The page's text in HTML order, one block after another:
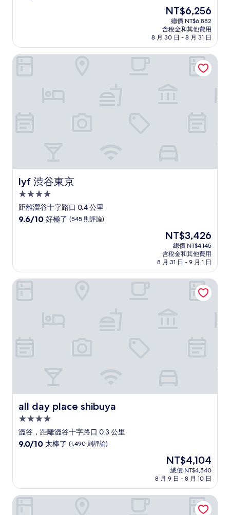
好
極
現
在
價
格
為
NT$6,256
NT$6,256
總價 NT$6,882
含稅金和其他費用
8 月 30 日 - 8 月 31 日
lyf 渋谷東京
lyf 渋谷東京
4.0
星
級
距離澀谷十字路口 0.4 公里
9.6
好
極
9.6/10 好極了 (545 則評論)
現
價
格
為
NT$3,426
NT$3,426
總價 NT$4,145
含稅金和其他費用
8 月 31 日 - 9 月 1 日
lyf 渋谷東京
all day place shibuya
all day place shibuya
4.0
星
級
澀谷，距離澀谷十字路口 0.3 公里
9.0
分，
太
9.0/10 太棒了 (1,490 則評論)
現
在
價
為
NT$4,104
NT$4,104
總價 NT$4,540
8 月 9 日 - 8 月 10 日
all day place shibuya
飯店英迪格東京澀谷 by IHG